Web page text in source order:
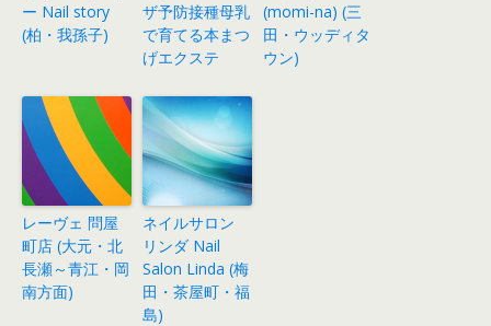
ー Nail story
(柏・我孫子)
ザ予防接種母乳
で育てる本まつ
げエクステ
(momi-na) (三
田・ウッディタ
ウン)
レーヴェ 問屋
町店 (大元・北
長瀬～青江・岡
南方面)
ネイルサロン
リンダ Nail
Salon Linda (梅
田・茶屋町・福
島)